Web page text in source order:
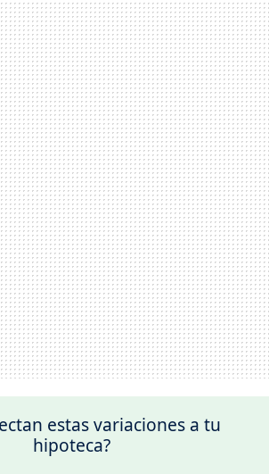
estas variaciones a tu
hipoteca?